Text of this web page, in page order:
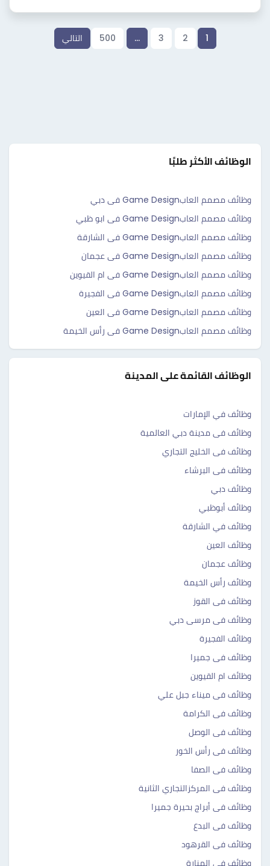
1
2
3
…
500 التالي
الوظائف الأكثر طلبًا
وظائف مصمم العابGame Design فى دبي
وظائف مصمم العابGame Design فى ابو ظبي
وظائف مصمم العابGame Design فى الشارقة
وظائف مصمم العابGame Design فى عجمان
وظائف مصمم العابGame Design فى ام القيوين
وظائف مصمم العابGame Design فى الفجيرة
وظائف مصمم العابGame Design فى العين
وظائف مصمم العابGame Design فى رأس الخيمة
الوظائف القائمة على المدينة
وظائف في الإمارات
وظائف فى مدينة دبي العالمية
وظائف فى الخليج التجاري
وظائف فى البرشاء
وظائف دبي
وظائف أبوظبي
وظائف في الشارقة
وظائف العين
وظائف عجمان
وظائف رأس الخيمة
وظائف فى القوز
وظائف فى مرسى دبي
وظائف الفجيرة
وظائف فى جميرا
وظائف ام القيوين
وظائف فى ميناء جبل علي
وظائف فى الكرامة
وظائف فى الوصل
وظائف فى رأس الخور
وظائف فى الصفا
وظائف فى المركزالتجاري الثانية
وظائف فى أبراج بحيرة جميرا
وظائف فى البدع
وظائف فى القرهود
وظائف فى المنارة